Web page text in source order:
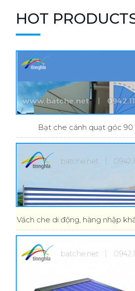
HOT
Bạt che cánh quạt góc 90
Vách che di động, hàng nhập